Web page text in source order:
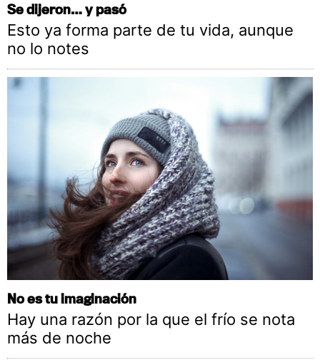
Se dijeron… y pasó
Esto ya forma parte de tu vida, aunque
no lo notes
No es tu imaginación
Hay una razón por la que el frío se nota
más de noche